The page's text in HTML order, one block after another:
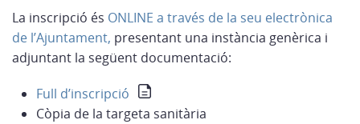
La inscripció és ONLINE a través de la seu electrònica
de l’Ajuntament, presentant una instància genèrica i
adjuntant la següent documentació:
Full d’inscripció
Còpia de la targeta sanitària